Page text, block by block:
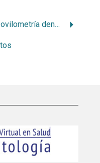
Movilometría dental